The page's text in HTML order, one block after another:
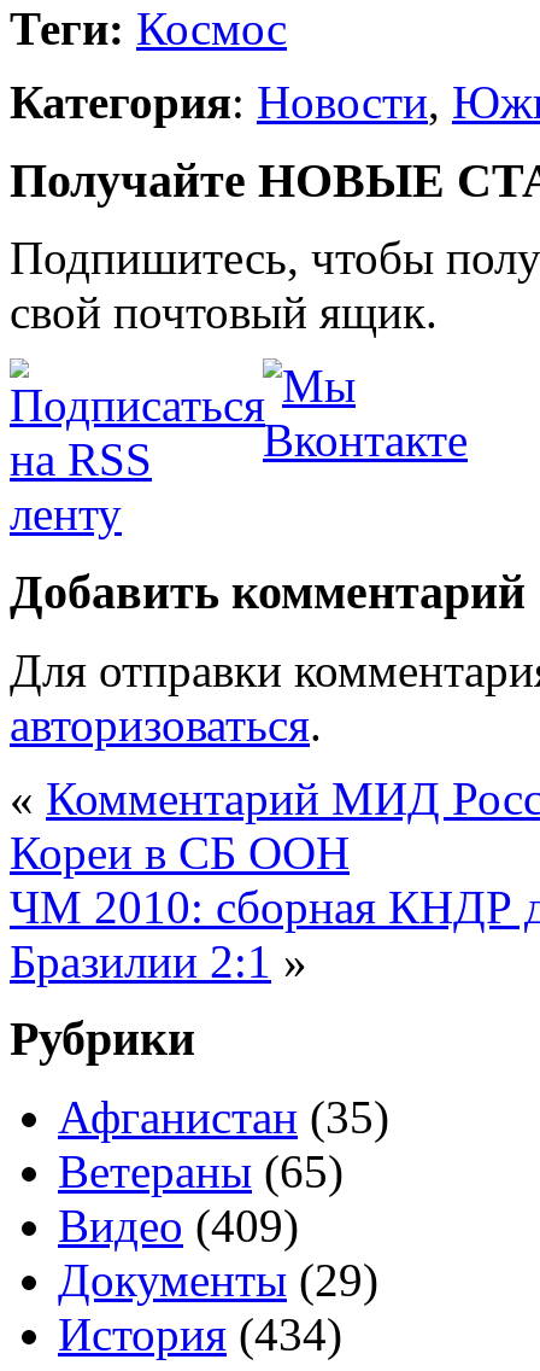
Теги: Космос
Категория: Новости,
Получайте НОВЫЕ
Подпишитесь, чтобы
свой почтовый ящик.
Добавить комментарий
Для отправки
авторизоваться.
« Комментарий МИД
Кореи в СБ ООН
ЧМ 2010: сборная КНДР
Бразилии 2:1 »
Рубрики
Афганистан (35)
Ветераны (65)
Видео (409)
Документы (29)
История (434)